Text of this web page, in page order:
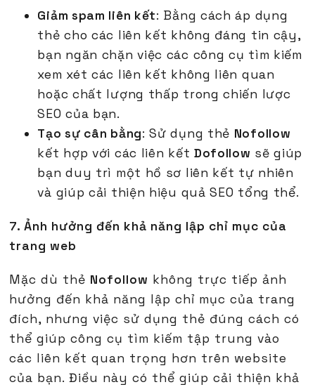
Giảm spam liên kết: Bằng cách áp dụng
thẻ cho các liên kết không đáng tin cậy,
bạn ngăn chặn việc các công cụ tìm kiếm
xem xét các liên kết không liên quan
hoặc chất lượng thấp trong chiến lược
SEO của bạn.
Tạo sự cân bằng: Sử dụng thẻ Nofollow
kết hợp với các liên kết Dofollow sẽ giúp
bạn duy trì một hồ sơ liên kết tự nhiên
và giúp cải thiện hiệu quả SEO tổng thể.
7. Ảnh hưởng đến khả năng lập chỉ mục của
trang web
Mặc dù thẻ Nofollow không trực tiếp ảnh
hưởng đến khả năng lập chỉ mục của trang
đích, nhưng việc sử dụng thẻ đúng cách có
thể giúp công cụ tìm kiếm tập trung vào
các liên kết quan trọng hơn trên website
của bạn. Điều này có thể giúp cải thiện khả